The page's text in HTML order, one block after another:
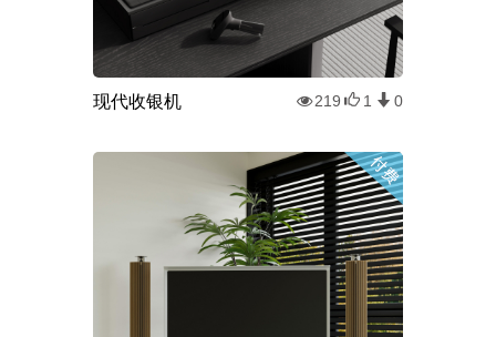
现代收银机 219 1 0